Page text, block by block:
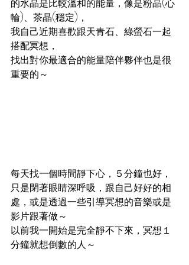
的水晶是比較溫和的能量，像是粉晶(心
輪)、茶晶(穩定)，
我自己近期喜歡跟天青石、綠螢石一起
搭配冥想，
找出對你最適合的能量陪伴夥伴也是很
重要的～
每天找一個時間靜下心，５分鐘也好，
只是閉著眼睛深呼吸，跟自己好好的相
處，或是透過一些引導冥想的音樂或是
影片跟著做～
以前我一開始是完全靜不下來，冥想１
分鐘就想倒數的人～